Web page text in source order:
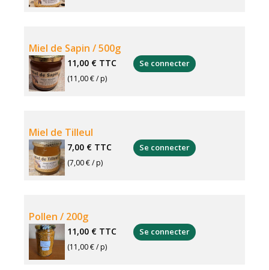
Miel de Sapin / 500g
11,00 € TTC
(11,00 € / p)
Se connecter
Miel de Tilleul
7,00 € TTC
(7,00 € / p)
Se connecter
Pollen / 200g
11,00 € TTC
(11,00 € / p)
Se connecter